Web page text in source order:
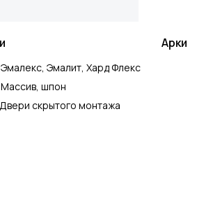
Двери скрытого монтажа
Массив, шпон
Эмалекс, Эмалит, Хард Флекс
Арки